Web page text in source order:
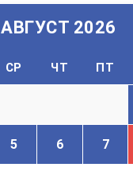
АВГУСТ 2026
СР ЧТ ПТ
5 6 7